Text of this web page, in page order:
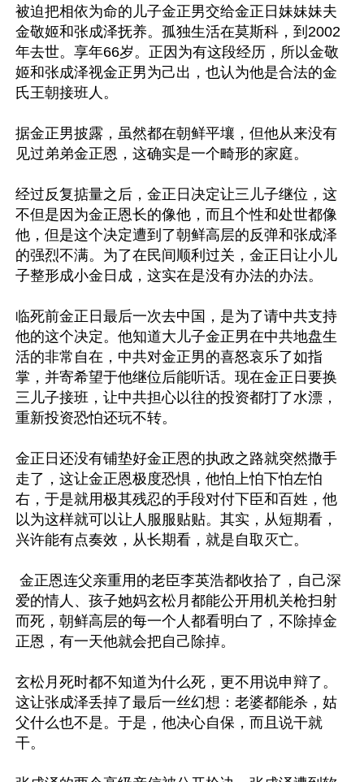
被迫把相依为命的儿子金正男交给金正日妹妹妹夫
金敬姬和张成泽抚养。孤独生活在莫斯科，到2002
年去世。享年66岁。正因为有这段经历，所以金敬
姬和张成泽视金正男为己出，也认为他是合法的金
氏王朝接班人。
据金正男披露，虽然都在朝鲜平壤，但他从来没有
见过弟弟金正恩，这确实是一个畸形的家庭。
经过反复掂量之后，金正日决定让三儿子继位，这
不但是因为金正恩长的像他，而且个性和处世都像
他，但是这个决定遭到了朝鲜高层的反弹和张成泽
的强烈不满。为了在民间顺利过关，金正日让小儿
子整形成小金日成，这实在是没有办法的办法。
临死前金正日最后一次去中国，是为了请中共支持
他的这个决定。他知道大儿子金正男在中共地盘生
活的非常自在，中共对金正男的喜怒哀乐了如指
掌，并寄希望于他继位后能听话。现在金正日要换
三儿子接班，让中共担心以往的投资都打了水漂，
重新投资恐怕还玩不转。
金正日还没有铺垫好金正恩的执政之路就突然撒手
走了，这让金正恩极度恐惧，他怕上怕下怕左怕
右，于是就用极其残忍的手段对付下臣和百姓，他
以为这样就可以让人服服贴贴。其实，从短期看，
兴许能有点奏效，从长期看，就是自取灭亡。
爱的情人、孩子她妈玄松月都能公开用机关枪扫射
而死，朝鲜高层的每一个人都看明白了，不除掉金
正恩，有一天他就会把自己除掉。
玄松月死时都不知道为什么死，更不用说申辩了。
这让张成泽丢掉了最后一丝幻想：老婆都能杀，姑
父什么也不是。于是，他决心自保，而且说干就
干。